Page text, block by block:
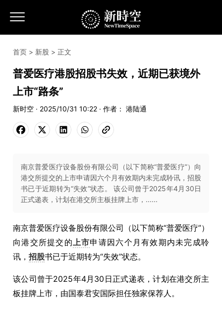
首页 > 新股 > 正文
普爱医疗港股招股书失效，近期已获境外
上市“路条”
新时空 · 2025/10/31 10:22 · 作者： 港陆通
南京普爱医疗设备股份有限公司（以下简称“普爱医疗”）向
港交所提交的上市申请因六个月有效期内未完成聆讯，招股
书已于近期转为“失效”状态。 该公司曾于2025年4月30日
正式递表，计划在港交所主板挂牌上市，......
南京普爱医疗设备股份有限公司（以下简称“普爱医疗”）
向港交所提交的上市申请因六个月有效期内未完成聆
讯， 招股书已于近期转为“失效”状态。
该公司曾于2025年4月30日正式递表，计划在港交所主
板挂牌上市，由国泰君安国际担任独家保荐人。